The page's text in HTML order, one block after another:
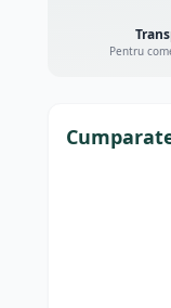
Pentru